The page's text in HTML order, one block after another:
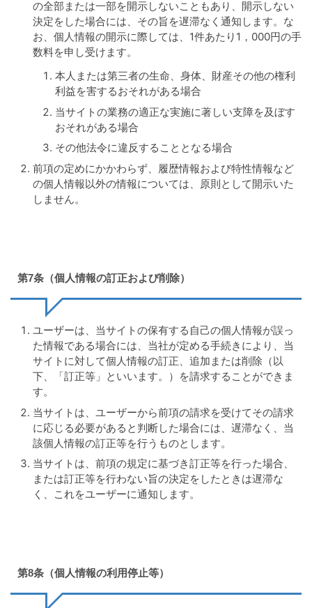
の全部または一部を開示しないこともあり、開示しない
決定をした場合には、その旨を遅滞なく通知します。な
お、個人情報の開示に際しては、1件あたり1，000円の手
数料を申し受けます。
本人または第三者の生命、身体、財産その他の権利
利益を害するおそれがある場合
当サイトの業務の適正な実施に著しい支障を及ぼす
おそれがある場合
その他法令に違反することとなる場合
前項の定めにかかわらず、履歴情報および特性情報など
の個人情報以外の情報については、原則として開示いた
しません。
第7条（個人情報の訂正および削除）
ユーザーは、当サイトの保有する自己の個人情報が誤っ
た情報である場合には、当社が定める手続きにより、当
サイトに対して個人情報の訂正、追加または削除（以
下、「訂正等」といいます。）を請求することができま
す。
当サイトは、ユーザーから前項の請求を受けてその請求
に応じる必要があると判断した場合には、遅滞なく、当
該個人情報の訂正等を行うものとします。
当サイトは、前項の規定に基づき訂正等を行った場合、
または訂正等を行わない旨の決定をしたときは遅滞な
く、これをユーザーに通知します。
第8条（個人情報の利用停止等）